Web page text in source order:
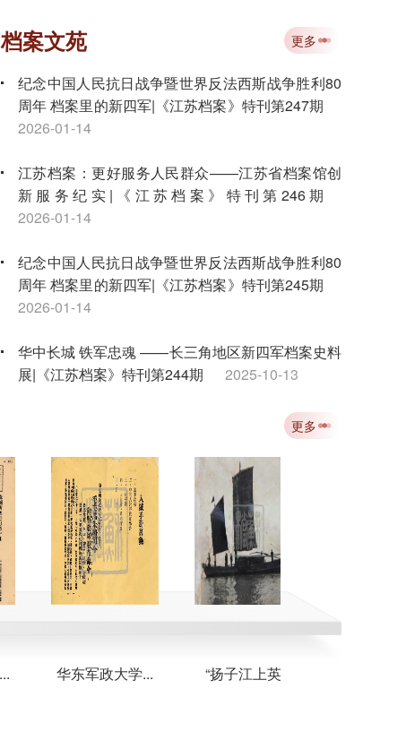
档案文苑 更多
纪念中国人民抗日战争暨世界反法西斯战争胜利80
周年 档案里的新四军|《江苏档案》特刊第247期
2026-01-14
江苏档案：更好服务人民群众——江苏省档案馆创
新服务纪实|《江苏档案》特刊第246期
2026-01-14
纪念中国人民抗日战争暨世界反法西斯战争胜利80
周年 档案里的新四军|《江苏档案》特刊第245期
2026-01-14
华中长城 铁军忠魂 ——长三角地区新四军档案史料
展|《江苏档案》特刊第244期
2025-10-13
吴觉历史自述：淮阴抗战先驱的赤胆忠魂|《江苏档
飞向延安：八路军第一架飞机从这里起飞|《江苏档
案》特刊第242期
2025-10-13
纪念中国人民抗日战争暨世界反法西斯战争胜利80
周年|《江苏档案》特刊第241期
2025-10-13
更多
华东军政大学... “扬子江上英...